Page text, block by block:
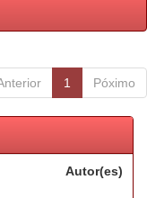
1 Póximo
Autor(es)